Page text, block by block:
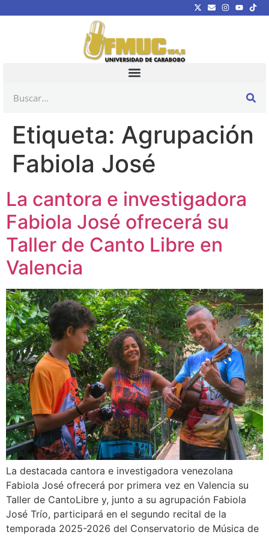
Etiqueta: Agrupación
Fabiola José
La cantora e investigadora
Fabiola José ofrecerá su
Taller de Canto Libre en
Valencia
La destacada cantora e investigadora venezolana
Fabiola José ofrecerá por primera vez en Valencia su
Taller de CantoLibre y, junto a su agrupación Fabiola
José Trío, participará en el segundo recital de la
temporada 2025-2026 del Conservatorio de Música de